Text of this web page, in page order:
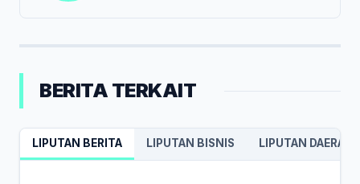
BERITA TERKAIT
LIPUTAN BERITA LIPUTAN BISNIS LIPUTAN DAERAH